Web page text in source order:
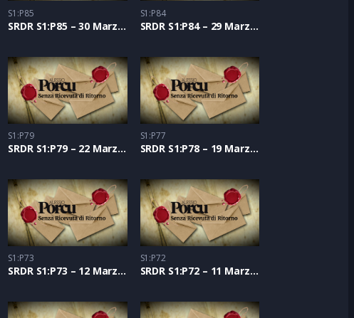
S1:P85
SRDR S1:P85 – 30 Marzo 2021
S1:P84
SRDR S1:P84 – 29 Marzo 2021
S1:P79
SRDR S1:P79 – 22 Marzo 2021
S1:P77
SRDR S1:P78 – 19 Marzo 2021
S1:P73
SRDR S1:P73 – 12 Marzo 2021
S1:P72
SRDR S1:P72 – 11 Marzo 2021